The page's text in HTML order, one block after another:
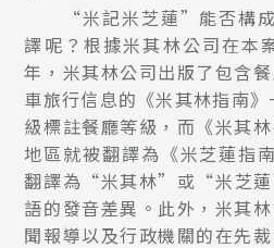
“米記米芝蓮”能否構成
譯呢？根據米其林公司在本
年，米其林公司出版了包含
車旅行信息的《米其林指南
級標註餐廳等級，而《米其
地區就被翻譯為《米芝蓮指
翻譯為“米其林”或“米芝蓮
語的發音差異。此外，米其
聞報導以及行政機關的在先